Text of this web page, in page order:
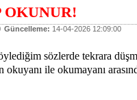
Güncelleme: 14-04-2026 12:09:00
sözlerde tekrara
okuyanı ile okumayanı